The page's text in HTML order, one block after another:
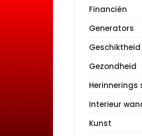
Financiën
Generators
Geschiktheid
Gezondheid
Herinnerings
Interieur
Kunst